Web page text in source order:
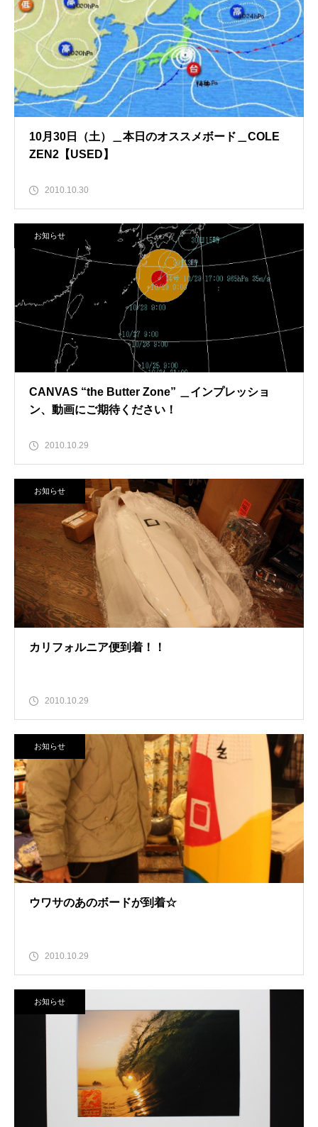
10月30日（土）＿本日のオススメボード＿COLE
ZEN2【USED】
2010.10.30
お知らせ
CANVAS “the Butter Zone” ＿インプレッショ
ン、動画にご期待ください！
2010.10.29
お知らせ
カリフォルニア便到着！！
2010.10.29
お知らせ
ウワサのあのボードが到着☆
2010.10.29
お知らせ